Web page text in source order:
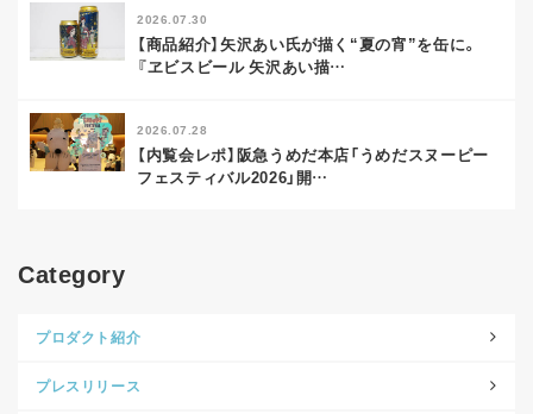
2026.07.30
【商品紹介】矢沢あい氏が描く“夏の宵”を缶に。
『ヱビスビール 矢沢あい描…
2026.07.28
【内覧会レポ】阪急うめだ本店「うめだスヌーピー
フェスティバル2026」開…
Category
プロダクト紹介
プレスリリース